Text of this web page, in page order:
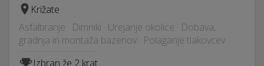
Križate
Asfaltiranje · Dimniki · Urejanje okolice · Dobava,
gradnja in montaža bazenov · Polaganje tlakovcev
Izbran že 2 krat